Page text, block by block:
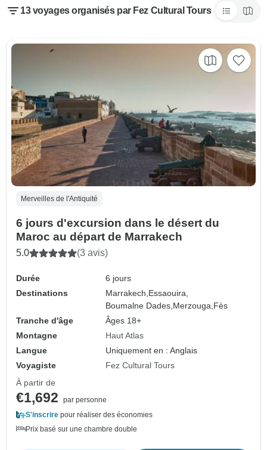
13 voyages organisés par Fez Cultural Tours
Merveilles de l'Antiquité
6 jours d'excursion dans le désert du
Maroc au départ de Marrakech
5.0 (3 avis)
Durée
6 jours
Destinations
Marrakech, Essaouira,
Boumalne Dades, Merzouga, Fès
Tranche d'âge
Âges 18+
Montagne
Haut Atlas
Langue
Uniquement en : Anglais
Voyagiste
Fez Cultural Tours
À partir de
€1,692
par personne
S'inscrire pour réaliser des économies
Prix basé sur une chambre double